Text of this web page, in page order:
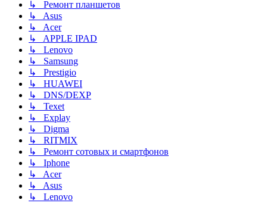
↳ Ремонт планшетов
↳ Asus
↳ Acer
↳ APPLE IPAD
↳ Lenovo
↳ Samsung
↳ Prestigio
↳ HUAWEI
↳ DNS/DEXP
↳ Texet
↳ Explay
↳ Digma
↳ RITMIX
↳ Ремонт сотовых и смартфонов
↳ Iphone
↳ Acer
↳ Asus
↳ Lenovo